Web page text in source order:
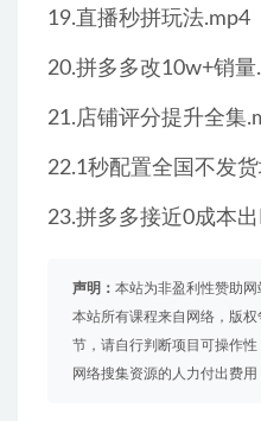
19.直播秒拼玩法.mp4
20.拼多多改10w+销量
21.店铺评分提升全集
22.1秒配置全国不发
23.拼多多接近0成本
声明： 本站为非盈利性赞助
本站所有课程来自网络，版
节，请自行判断项目可操作
网络搜集资源的人力付出费